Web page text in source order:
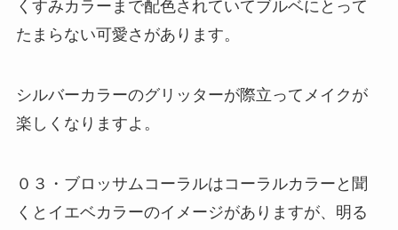
くすみカラーまで配色されていてブルベにとって
たまらない可愛さがあります。
シルバーカラーのグリッターが際立ってメイクが
楽しくなりますよ。
０３・ブロッサムコーラルはコーラルカラーと聞
くとイエベカラーのイメージがありますが、明る